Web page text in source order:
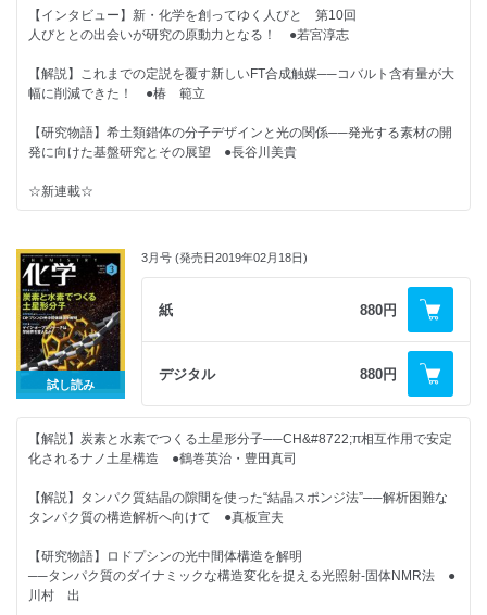
＜注目の論文＞
求核性のある金錯体／室温超伝導も間近！／PETボトルは生分解性？／分
＜最新のトピックス＞
複合体構造と安定性／弱い結合で強固な機能空間をつくる／ショートカッ
ト高分子合成
◆遺伝性疾患・難治性疾患治療の切り札となるか◆核酸医薬 ●松田 彰
◆クリーンな再生可能エネルギー利用を目指して◆有機太陽電池 ●今
【解説】目に見えない微結晶の構造を解析する！──マイクロ電子回折で
●原野幸治・劉 東欣・中室貴幸・中村栄一
葉 ●市川淳士
★好評連載★
◆カガクへの視点 「好き」で科学者になれる社会をつくるために ●岸
村顕広
◆化学の特許はおまかせ！ 中務先生のカガク特許講座（5）進歩性とは？
◆分析機器の進化から見た 現代化学史（5）質量分析法の発明と同位体の
──化学研究に欠かせない質量分析計の誕生 ●廣田 襄
わかってる？
──透過・吸収スペクトルの巻 ●宮川雅矢（監修：田中秀樹）
【インタビュー】新・化学を創ってゆく人びと 第10回
人びととの出会いが研究の原動力となる！ ●若宮淳志
【解説】これまでの定説を覆す新しいFT合成触媒──コバルト含有量が大
幅に削減できた！ ●椿 範立
【研究物語】希土類錯体の分子デザインと光の関係──発光する素材の開
発に向けた基盤研究とその展望 ●長谷川美貴
☆新連載☆
（1）スペクトルの基本，わかってる？ ──電磁波って何？ の巻 ●宮川
雅矢〔監修：田中秀樹〕
★好評連載★
◆カガクへの視点 実践的工学倫理のすすめ ●中村収三
◆化学の特許はおまかせ！ 中務先生のやさしいカガク特許講座（4）進歩
性とは？（前編） ●中務茂樹
◆化学つれづれ草 （24）人にわかってもらうこと ●田中一義
るというためには ●落合洋文
（4）電子線，中性子線回折と構造解析への応用──de Broglie波の検証と
応用の始まり●廣田 襄
試し読み
3月号 (発売日2019年02月18日)
紙 880円
デジタル 880円
【解説】炭素と水素でつくる土星形分子──CH&#8722;π相互作用で安定
化されるナノ土星構造 ●鶴巻英治・豊田真司
【解説】タンパク質結晶の隙間を使った“結晶スポンジ法”──解析困難な
タンパク質の構造解析へ向けて ●真板宣夫
【研究物語】ロドプシンの光中間体構造を解明
──タンパク質のダイナミックな構造変化を捉える光照射-固体NMR法 ●
川村 出